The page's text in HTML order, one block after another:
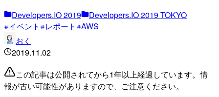
Developers.IO 2019
Developers.IO 2019 TOKYO
イベント
レポート
AWS
おく
2019.11.02
この記事は公開されてから1年以上経過しています。情
報が古い可能性がありますので、ご注意ください。